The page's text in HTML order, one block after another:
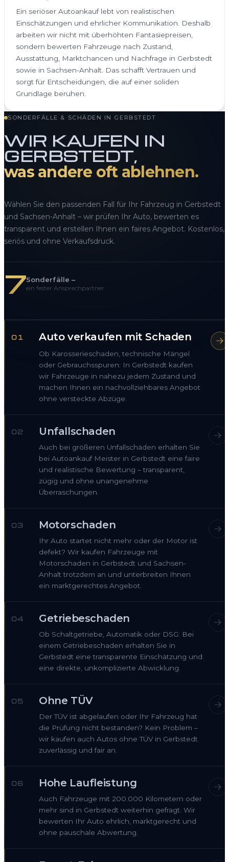
Ein seriöser Autoankauf lebt von realistischen
Einschätzungen und ehrlicher Kommunikation. Deshalb
arbeiten wir nicht mit überhöhten Fantasiepreisen,
sondern bewerten Fahrzeuge nach Zustand,
Ausstattung, Marktchancen und Nachfrage in Gerbstedt
sowie in Sachsen-Anhalt. Das schafft Vertrauen und
sorgt für Entscheidungen, die auf einer soliden
Grundlage beruhen.
SONDERFÄLLE & SCHÄDEN IN GERBSTEDT
WIR KAUFEN IN
GERBSTEDT,
was andere oft ablehnen.
Wählen Sie den passenden Fall für Ihr Fahrzeug in Gerbstedt
und Sachsen-Anhalt – wir prüfen Ihr Auto, bewerten es
transparent und erstellen Ihnen ein faires Angebot. Kostenlos,
seriös und ohne Verkaufsdruck.
7Sonderfälle –
ein fester Ansprechpartner
01 Auto verkaufen mit Schaden
Ob Karosserieschaden, technische Mängel
oder Gebrauchsspuren: In Gerbstedt kaufen
wir Fahrzeuge in nahezu jedem Zustand und
machen Ihnen ein nachvollziehbares Angebot
ohne versteckte Abzüge.
02 Unfallschaden
Auch bei größeren Unfallschäden erhalten Sie
bei Autoankauf Meister in Gerbstedt eine faire
und realistische Bewertung – transparent,
zügig und ohne unangenehme
Überraschungen.
03 Motorschaden
Ihr Auto startet nicht mehr oder der Motor ist
defekt? Wir kaufen Fahrzeuge mit
Motorschaden in Gerbstedt und Sachsen-
Anhalt trotzdem an und unterbreiten Ihnen
ein marktgerechtes Angebot.
04 Getriebeschaden
Ob Schaltgetriebe, Automatik oder DSG: Bei
einem Getriebeschaden erhalten Sie in
Gerbstedt eine transparente Einschätzung und
eine direkte, unkomplizierte Abwicklung.
05 Ohne TÜV
Der TÜV ist abgelaufen oder Ihr Fahrzeug hat
die Prüfung nicht bestanden? Kein Problem –
wir kaufen auch Autos ohne TÜV in Gerbstedt
zuverlässig und fair an.
06 Hohe Laufleistung
Auch Fahrzeuge mit 200.000 Kilometern oder
mehr sind in Gerbstedt weiterhin gefragt. Wir
bewerten Ihr Auto ehrlich, marktgerecht und
ohne pauschale Abwertung.